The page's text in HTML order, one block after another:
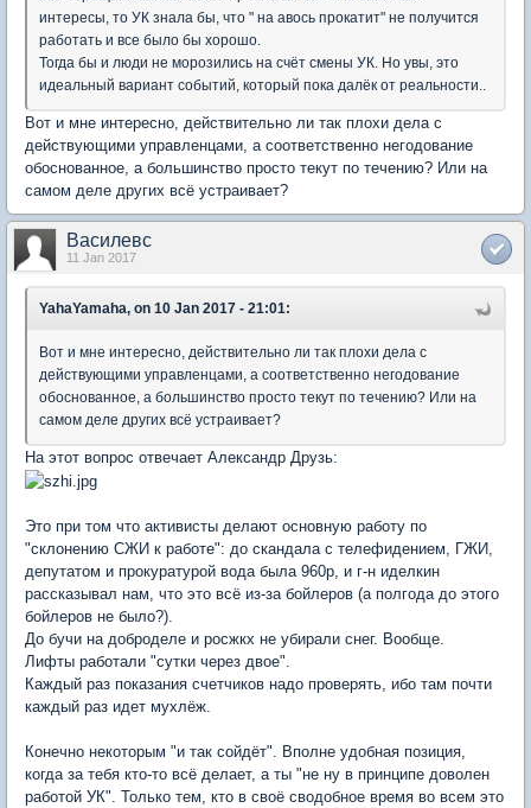
интересы, то УК знала бы, что " на авось прокатит" не получится
работать и все было бы хорошо.
Тогда бы и люди не морозились на счёт смены УК. Но увы, это
идеальный вариант событий, который пока далёк от реальности..
Вот и мне интересно, действительно ли так плохи дела с
действующими управленцами, а соответственно негодование
обоснованное, а большинство просто текут по течению? Или на
самом деле других всё устраивает?
Василевс
11 Jan 2017
YahaYamaha, on 10 Jan 2017 - 21:01:
Вот и мне интересно, действительно ли так плохи дела с
действующими управленцами, а соответственно негодование
обоснованное, а большинство просто текут по течению? Или на
самом деле других всё устраивает?
На этот вопрос отвечает Александр Друзь:
Это при том что активисты делают основную работу по
"склонению СЖИ к работе": до скандала с телефидением, ГЖИ,
депутатом и прокуратурой вода была 960р, и г-н иделкин
рассказывал нам, что это всё из-за бойлеров (а полгода до этого
бойлеров не было?).
До бучи на доброделе и росжкх не убирали снег. Вообще.
Лифты работали "сутки через двое".
Каждый раз показания счетчиков надо проверять, ибо там почти
каждый раз идет мухлёж.
Конечно некоторым "и так сойдёт". Вполне удобная позиция,
когда за тебя кто-то всё делает, а ты "не ну в принципе доволен
работой УК". Только тем, кто в своё сводобное время во всем это